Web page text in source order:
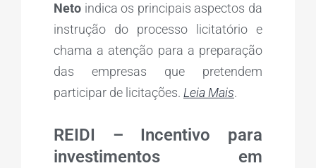
Neto indica os principais aspectos da
instrução do processo licitatório e
chama a atenção para a preparação
das empresas que pretendem
participar de licitações. Leia Mais.
REIDI – Incentivo para
investimentos em